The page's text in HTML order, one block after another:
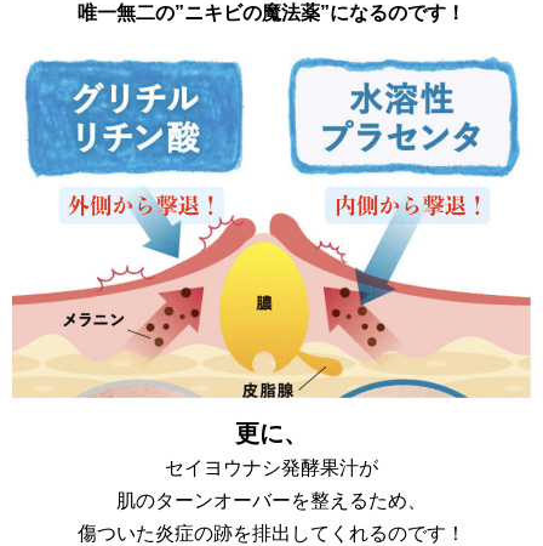
唯一無二の”ニキビの魔法薬”になるのです！
更に、
セイヨウナシ発酵果汁が
肌のターンオーバーを整えるため、
傷ついた炎症の跡を排出してくれるのです！